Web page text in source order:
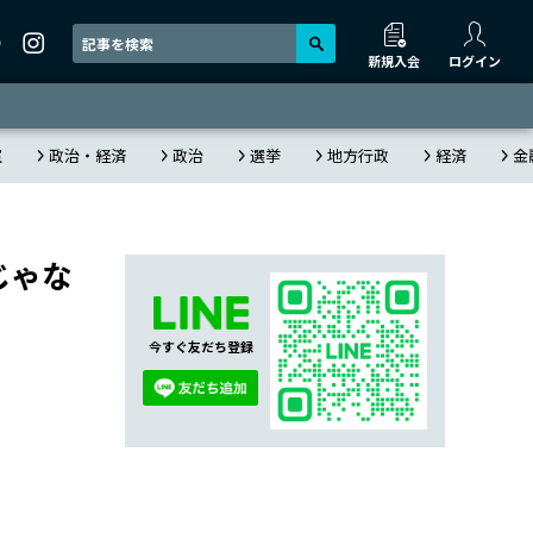
新規入会 ログイン
政治・経済 政治 選挙 地方行政 経済 金
ゃな
今すぐ友だち登録